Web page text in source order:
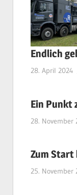
Endlich
28. April 2024
Ein Punkt
28. November
Zum Start
25. November